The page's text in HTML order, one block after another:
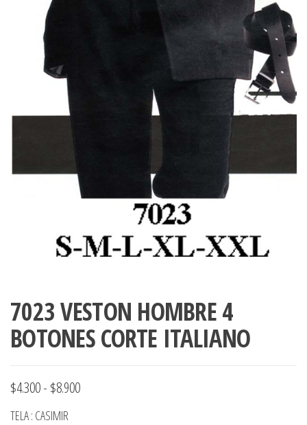
7023 VESTON HOMBRE 4
BOTONES CORTE ITALIANO
$4.300- $8.900Rango
TELA : CASIMIR